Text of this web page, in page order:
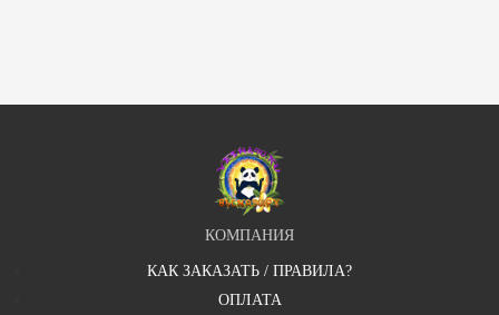
КОМПАНИЯ
КАК ЗАКАЗАТЬ / ПРАВИЛА?
ОПЛАТА